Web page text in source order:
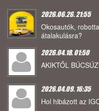
2026.06.26. 21:55
Okosautók,
átalakulásra?
2026.04.18. 01:50
AKIKTŐL
2026.04.09. 16:35
Hol hibázott az